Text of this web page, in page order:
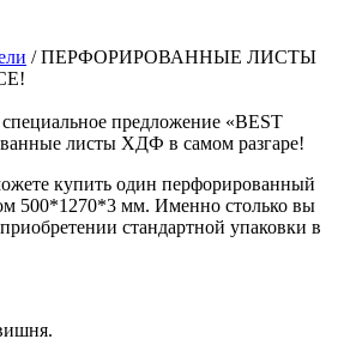
/ПЕРФОРИРОВАННЫЕ ЛИСТЫ
предложение «BEST
листы ХДФ в самом разгаре!
купить один перфорированный
500*1270*3 мм. Именно столько вы
стандартной упаковки в